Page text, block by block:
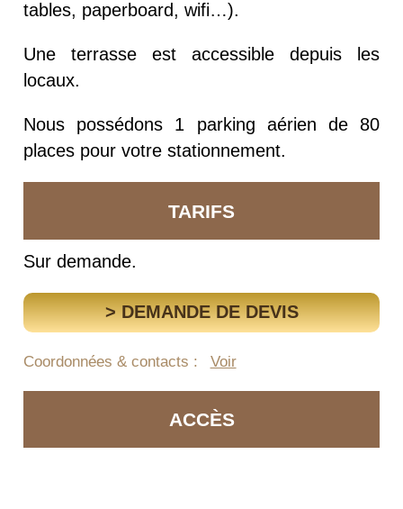
tables, paperboard, wifi…).
Une terrasse est accessible depuis les
locaux.
Nous possédons 1 parking aérien de 80
places pour votre stationnement.
TARIFS
Sur demande.
> DEMANDE DE DEVIS
Coordonnées & contacts : Voir
ACCÈS